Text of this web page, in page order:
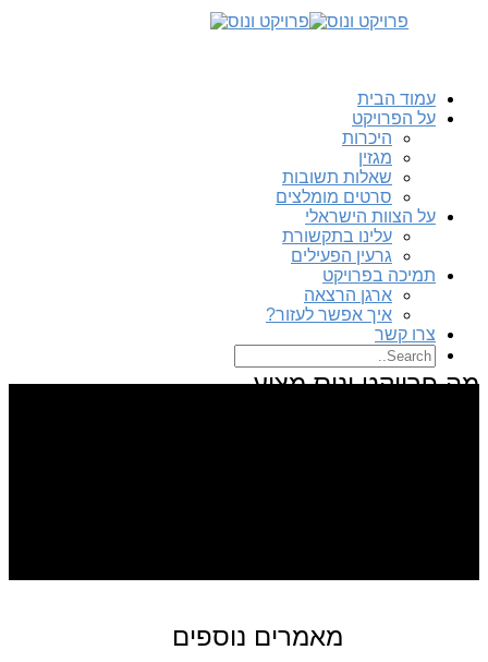
עמוד הבית
על הפרויקט
היכרות
מגזין
שאלות תשובות
סרטים מומלצים
על הצוות הישראלי
עלינו בתקשורת
גרעין הפעילים
תמיכה בפרויקט
ארגן הרצאה
איך אפשר לעזור?
צרו קשר
מה פרויקט ונוס מציע
מאמרים נוספים